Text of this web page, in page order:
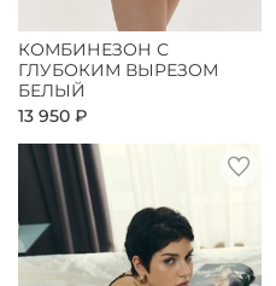
КОМБИНЕЗОН С
ГЛУБОКИМ ВЫРЕЗОМ
БЕЛЫЙ
13 950 ₽